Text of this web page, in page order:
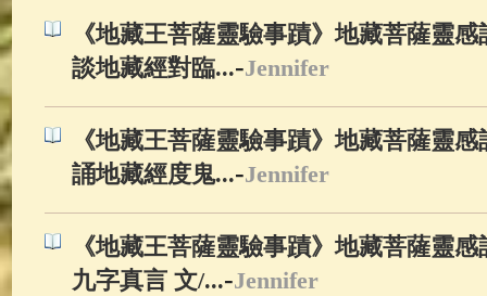
《地藏王菩薩靈驗事蹟》地藏菩薩靈
談地藏經對臨...-Jennifer
《地藏王菩薩靈驗事蹟》地藏菩薩靈
誦地藏經度鬼...-Jennifer
《地藏王菩薩靈驗事蹟》地藏菩薩靈
九字真言 文/...-Jennifer